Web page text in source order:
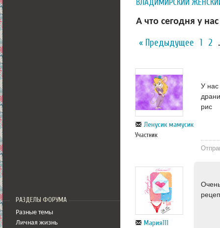
РАЗДЕЛЫ ФОРУМА
Разные темы
Личная жизнь
ВЛАДИМИРСКИЙ
А что сегодня у
« Предыдущее 1 2
Ленусик мамусик
Участник
У нас
рис
Мария111